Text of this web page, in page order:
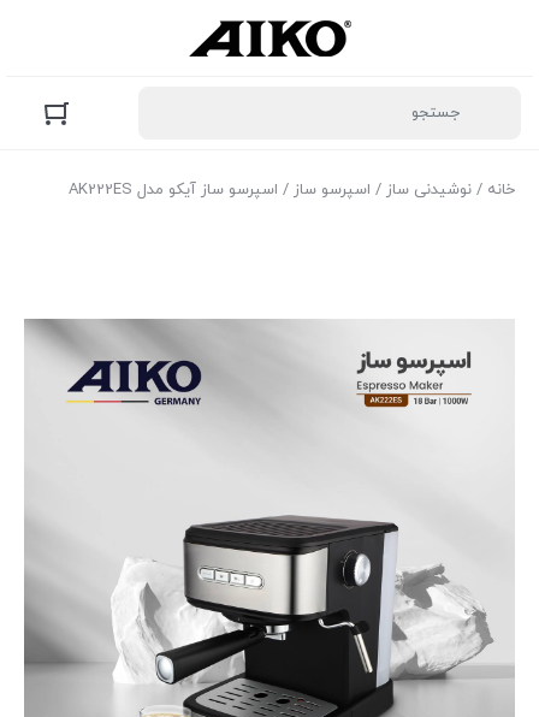
خانه / نوشیدنی ساز / اسپرسو ساز / اسپرسو ساز آیکو مدل AK222ES